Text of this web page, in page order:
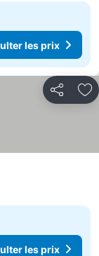
les prix
Partager
les prix